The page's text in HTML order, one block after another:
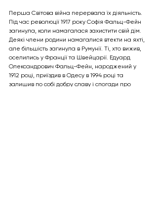
Перша Світова війна перервала їх діяльність.
Під час революції 1917 року Софія Фальц-Фейн
загинула, коли намагалася захистити свій дім.
Деякі члени родини намагалися втекти на яхті,
але більшість загинула в Румунії. Ті, хто вижив,
оселились у Франції та Швейцарії. Едуард
Олександрович Фальц-Фейн, народжений у
1912 році, приїздив в Одесу в 1994 році та
залишив по собі добру славу і спогади про